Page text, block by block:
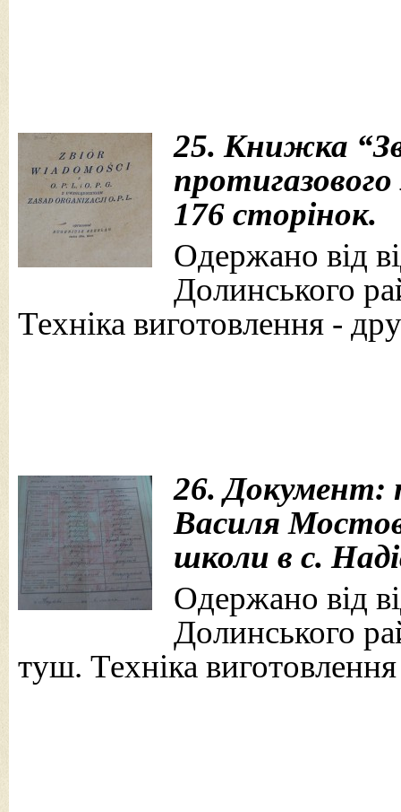
25. Книжка
176 сторінок.
Одержано від
Долинського
Техніка виготовлення -
26. Документ:
Василя
школи в с.
Одержано від
Долинського
туш. Техніка